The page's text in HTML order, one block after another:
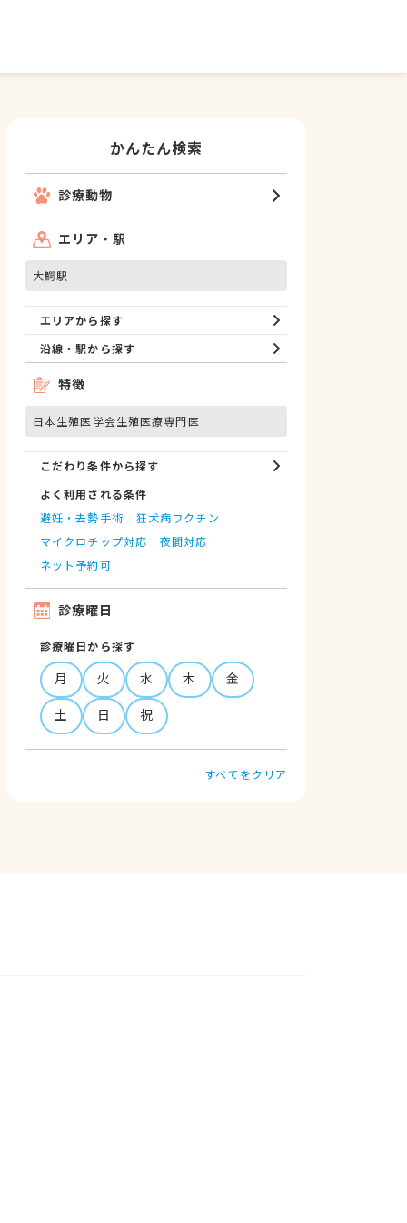
かんたん検索
診療動物
エリア・駅
大鰐駅
エリアから探す
沿線・駅から探す
特徴
日本生殖医学会生殖医療専門医
こだわり条件から探す
よく利用される条件
避妊・去勢手術
狂犬病ワクチン
マイクロチップ対応
夜間対応
ネット予約可
診療曜日
診療曜日から探す
月 火 水 木
金
土
日 祝
すべてをクリア